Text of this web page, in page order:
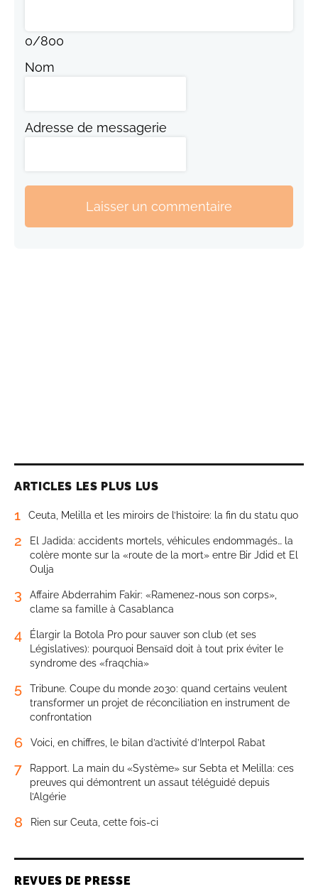
0/800
Nom
Adresse de messagerie
Laisser un commentaire
ARTICLES LES PLUS LUS
1 Ceuta, Melilla et les miroirs de l’histoire: la fin du statu quo
2
El Jadida: accidents mortels, véhicules endommagés… la
colère monte sur la «route de la mort» entre Bir Jdid et El
Oulja
3
Affaire Abderrahim Fakir: «Ramenez-nous son corps»,
clame sa famille à Casablanca
4
Élargir la Botola Pro pour sauver son club (et ses
Législatives): pourquoi Bensaïd doit à tout prix éviter le
syndrome des «fraqchia»
5
Tribune. Coupe du monde 2030: quand certains veulent
transformer un projet de réconciliation en instrument de
confrontation
6 Voici, en chiffres, le bilan d’activité d’Interpol Rabat
7
Rapport. La main du «Système» sur Sebta et Melilla: ces
preuves qui démontrent un assaut téléguidé depuis
l’Algérie
8 Rien sur Ceuta, cette fois-ci
REVUES DE PRESSE